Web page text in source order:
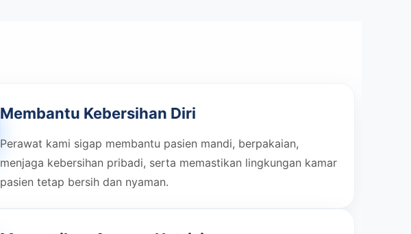
Membantu Kebersihan Diri
Perawat kami sigap membantu pasien mandi, berpakaian,
menjaga kebersihan pribadi, serta memastikan lingkungan kamar
pasien tetap bersih dan nyaman.